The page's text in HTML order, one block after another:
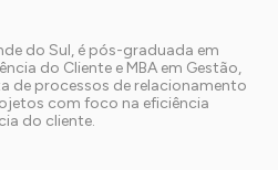
do Sul, é pós-graduada em
do Cliente e MBA em Gestão,
de processos de relacionamento
com foco na eficiência
do cliente.